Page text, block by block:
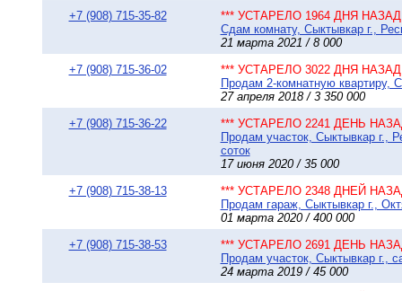
+7 (908) 715-35-82
*** УСТАРЕЛО 1964 ДНЯ НАЗАД
Сдам комнату, Сыктывкар г.,
21 марта 2021 / 8 000
+7 (908) 715-36-02
*** УСТАРЕЛО 3022 ДНЯ НАЗАД
Продам 2-комнатную квартиру,
27 апреля 2018 / 3 350 000
+7 (908) 715-36-22
*** УСТАРЕЛО 2241 ДЕНЬ
Продам участок, Сыктывкар г.,
соток
17 июня 2020 / 35 000
+7 (908) 715-38-13
*** УСТАРЕЛО 2348 ДНЕЙ
Продам гараж, Сыктывкар г.,
01 марта 2020 / 400 000
+7 (908) 715-38-53
*** УСТАРЕЛО 2691 ДЕНЬ
Продам участок, Сыктывкар г.,
24 марта 2019 / 45 000